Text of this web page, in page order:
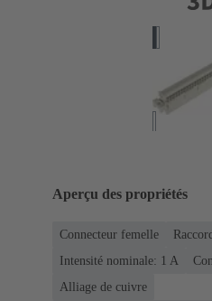
Aperçu des propriétés
Connecteur femelle
Intensité nominale: ‌1 A
Alliage de cuivre